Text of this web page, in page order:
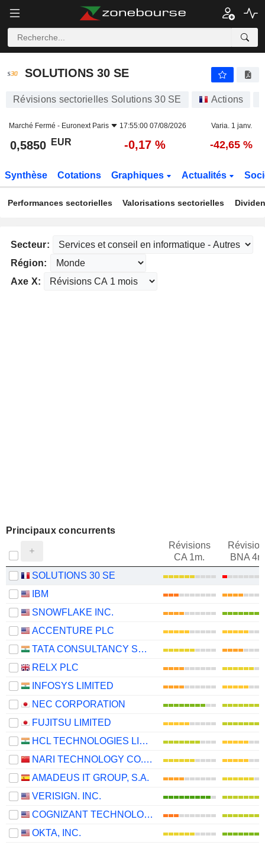
SOLUTIONS 30 SE
SOLUTIONS 30 SE
Révisions sectorielles Solutions 30 SE Actions
Marché Fermé - Euronext Paris 17:55:00 07/08/2026 Varia. 1 janv.
0,5850 EUR -0,17 % -42,65 %
Synthèse Cotations Graphiques Actualités
Performances sectorielles Valorisations sectorielles
Secteur:
Région:
Axe X:
Principaux concurrents
Révisions
CA 1m.
BNA
SOLUTIONS 30 SE
IBM
SNOWFLAKE INC.
ACCENTURE PLC
TATA CONSULTANCY SERVICES LTD.
RELX PLC
INFOSYS LIMITED
NEC CORPORATION
FUJITSU LIMITED
HCL TECHNOLOGIES LIMITED
NARI TECHNOLOGY CO., LTD.
AMADEUS IT GROUP, S.A.
VERISIGN. INC.
COGNIZANT TECHNOLOGY SOLUTIONS CORPORATION
OKTA, INC.